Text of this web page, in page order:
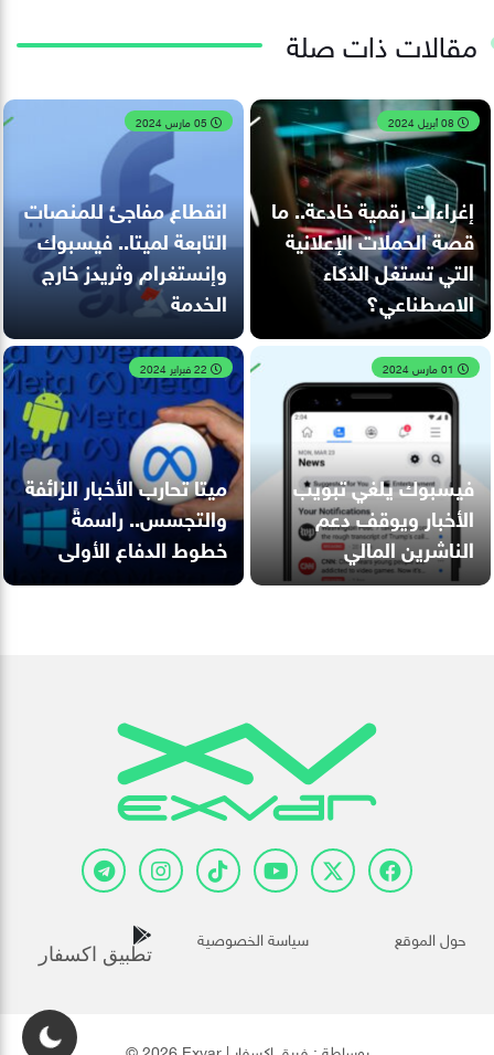
مقالات ذات صلة
إغراءات رقمية خادعة.. ما
قصة الحملات الإعلانية
التي تستغل الذكاء
الاصطناعي؟
انقطاع مفاجئ للمنصات
التابعة لميتا.. فيسبوك
وإنستغرام وثريدز خارج
الخدمة
فيسبوك يلغي تبويب
الأخبار ويوقف دعم
الناشرين المالي
ميتا تحارب الأخبار الزائفة
والتجسس.. راسمةً
خطوط الدفاع الأولى
حول الموقع سياسة الخصوصية
تطبيق اكسفار